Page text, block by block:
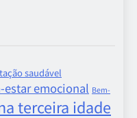
saudável
estar emocional Bem-
terceira idade